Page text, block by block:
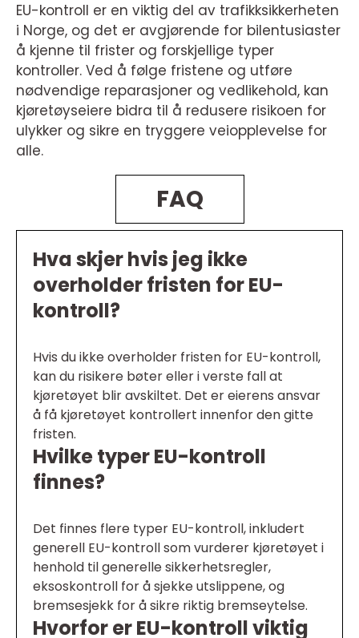
EU-kontroll er en viktig del av trafikksikkerheten
i Norge, og det er avgjørende for bilentusiaster
å kjenne til frister og forskjellige typer
kontroller. Ved å følge fristene og utføre
nødvendige reparasjoner og vedlikehold, kan
kjøretøyseiere bidra til å redusere risikoen for
ulykker og sikre en tryggere veiopplevelse for
alle.
FAQ
Hva skjer hvis jeg ikke
overholder fristen for EU-
kontroll?
Hvis du ikke overholder fristen for EU-kontroll,
kan du risikere bøter eller i verste fall at
kjøretøyet blir avskiltet. Det er eierens ansvar
å få kjøretøyet kontrollert innenfor den gitte
fristen.
Hvilke typer EU-kontroll
finnes?
Det finnes flere typer EU-kontroll, inkludert
generell EU-kontroll som vurderer kjøretøyet i
henhold til generelle sikkerhetsregler,
eksoskontroll for å sjekke utslippene, og
bremsesjekk for å sikre riktig bremseytelse.
Hvorfor er EU-kontroll viktig